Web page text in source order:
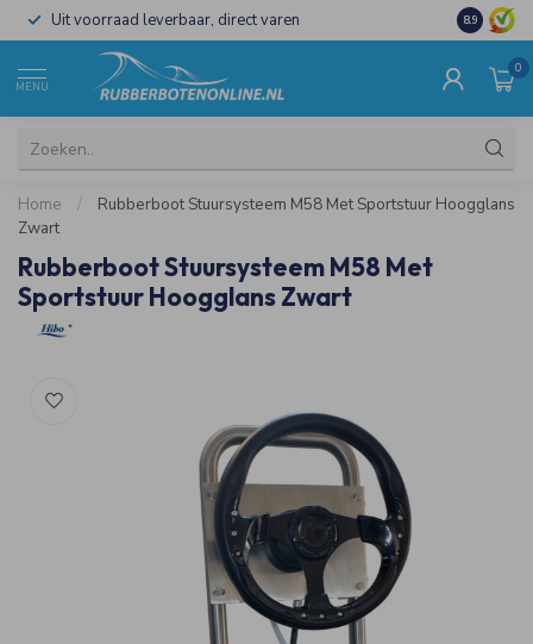
Uit voorraad leverbaar, direct varen Al 15 jaar
8.9
MENU
0
Home /
Rubberboot Stuursysteem M58 Met Sportstuur Hoogglans
Zwart
Rubberboot Stuursysteem M58 Met
Sportstuur Hoogglans Zwart